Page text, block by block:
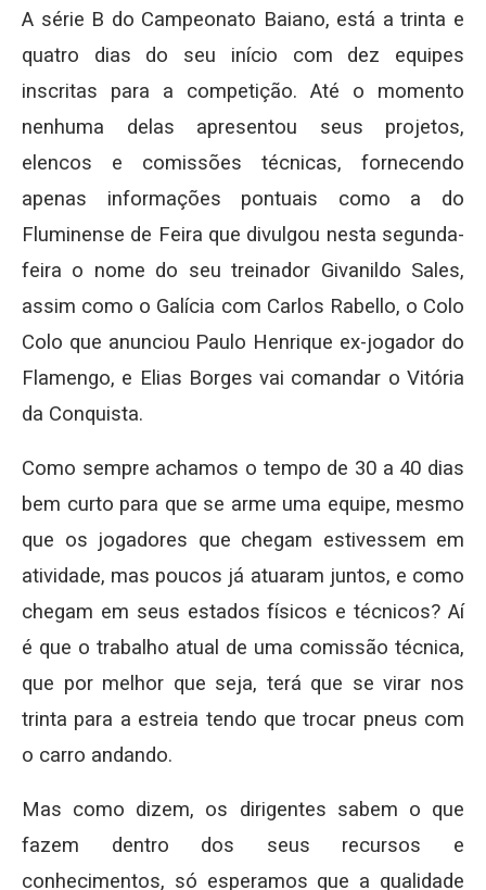
A série B do Campeonato Baiano, está a trinta e
quatro dias do seu início com dez equipes
inscritas para a competição. Até o momento
nenhuma delas apresentou seus projetos,
elencos e comissões técnicas, fornecendo
apenas informações pontuais como a do
Fluminense de Feira que divulgou nesta segunda-
feira o nome do seu treinador Givanildo Sales,
assim como o Galícia com Carlos Rabello, o Colo
Colo que anunciou Paulo Henrique ex-jogador do
Flamengo, e Elias Borges vai comandar o Vitória
da Conquista.
Como sempre achamos o tempo de 30 a 40 dias
bem curto para que se arme uma equipe, mesmo
que os jogadores que chegam estivessem em
atividade, mas poucos já atuaram juntos, e como
chegam em seus estados físicos e técnicos? Aí
é que o trabalho atual de uma comissão técnica,
que por melhor que seja, terá que se virar nos
trinta para a estreia tendo que trocar pneus com
o carro andando.
Mas como dizem, os dirigentes sabem o que
fazem dentro dos seus recursos e
conhecimentos, só esperamos que a qualidade